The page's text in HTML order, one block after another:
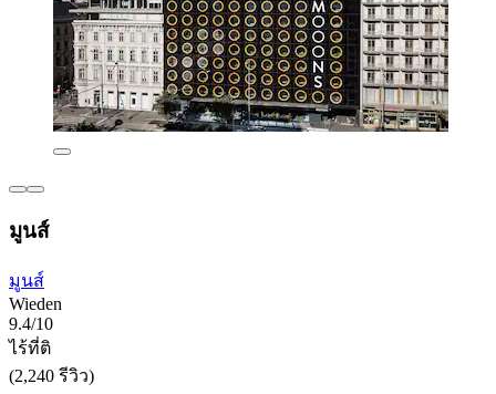
มูนส์
มูนส์
Wieden
9.4/10
ไร้ที่ติ
(2,240 รีวิว)